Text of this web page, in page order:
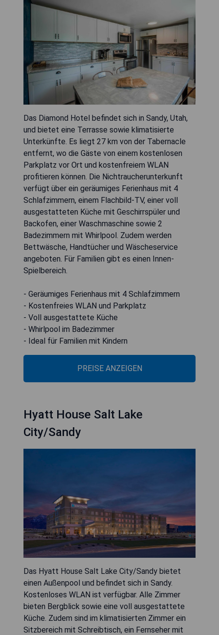
Das Diamond Hotel befindet sich in Sandy, Utah,
und bietet eine Terrasse sowie klimatisierte
Unterkünfte. Es liegt 27 km von der Tabernacle
entfernt, wo die Gäste von einem kostenlosen
Parkplatz vor Ort und kostenfreiem WLAN
profitieren können. Die Nichtraucherunterkunft
verfügt über ein geräumiges Ferienhaus mit 4
Schlafzimmern, einem Flachbild-TV, einer voll
ausgestatteten Küche mit Geschirrspüler und
Backofen, einer Waschmaschine sowie 2
Badezimmern mit Whirlpool. Zudem werden
Bettwäsche, Handtücher und Wäscheservice
angeboten. Für Familien gibt es einen Innen-
Spielbereich.
- Geräumiges Ferienhaus mit 4 Schlafzimmern
- Kostenfreies WLAN und Parkplatz
- Voll ausgestattete Küche
- Whirlpool im Badezimmer
- Ideal für Familien mit Kindern
PREISE ANZEIGEN
Hyatt House Salt Lake
City/Sandy
Das Hyatt House Salt Lake City/Sandy bietet
einen Außenpool und befindet sich in Sandy.
Kostenloses WLAN ist verfügbar. Alle Zimmer
bieten Bergblick sowie eine voll ausgestattete
Küche. Zudem sind im klimatisierten Zimmer ein
Sitzbereich mit Schreibtisch, ein Fernseher mit